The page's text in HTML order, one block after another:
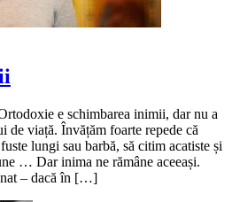
e schimbarea inimii, dar nu a
de viață. Învățăm foarte repede că
lungi sau barbă, să citim acatiste și
… Dar inima ne rămâne aceeași.
– dacă în […]